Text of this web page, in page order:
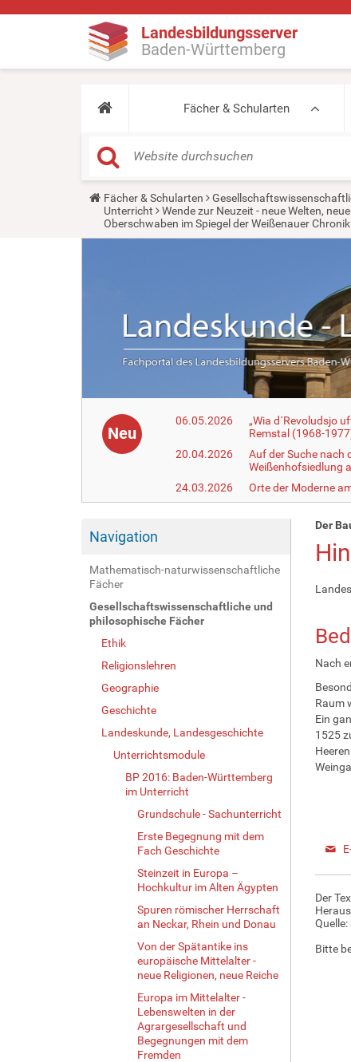
Landesbildungsserver
Baden-Württemberg
Fächer & Schularten
Y
a
Fächer & Schularten
Unterricht
Wende zur Neuzeit - neue Welten,
Oberschwaben im Spiegel der Weißenauer Chronik
Neu
06.05.2026
„Wia d´Revoludsjo
Remstal (1968-
20.04.2026
Auf der Suche nach
Weißenhofsiedlung
24.03.2026
Orte der Moderne
Navigation
Mathematisch-naturwissenschaftliche
Fächer
Gesellschaftswissenschaftliche und
philosophische Fächer
Ethik
Religionslehren
Geographie
Geschichte
Landeskunde, Landesgeschichte
Unterrichtsmodule
BP 2016: Baden-Württemberg
im Unterricht
Grundschule - Sachunterricht
Erste Begegnung mit dem
Fach Geschichte
Steinzeit in Europa –
Hochkultur im Alten Ägypten
Spuren römischer Herrschaft
an Neckar, Rhein und Donau
Von der Spätantike ins
europäische Mittelalter -
neue Religionen, neue Reiche
Europa im Mittelalter -
Lebenswelten in der
Agrargesellschaft und
Begegnungen mit dem
Fremden
Der
Nach
Raum
Ein
1525
Der
Quelle:
Bitte